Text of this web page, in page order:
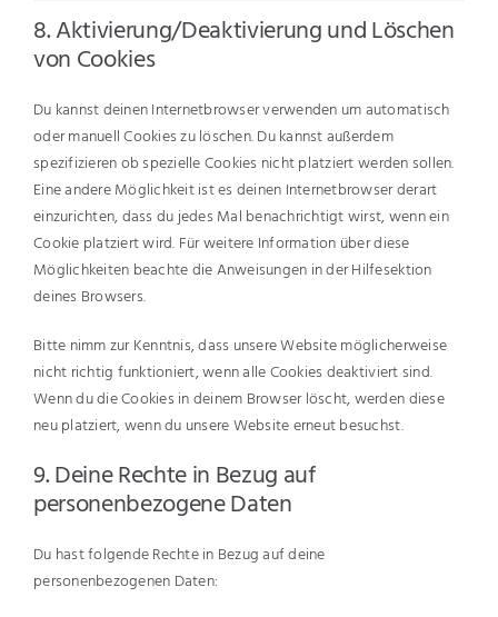
8. Aktivierung/Deaktivierung und Löschen
von Cookies
Du kannst deinen Internetbrowser verwenden um automatisch
oder manuell Cookies zu löschen. Du kannst außerdem
spezifizieren ob spezielle Cookies nicht platziert werden sollen.
Eine andere Möglichkeit ist es deinen Internetbrowser derart
einzurichten, dass du jedes Mal benachrichtigt wirst, wenn ein
Cookie platziert wird. Für weitere Information über diese
Möglichkeiten beachte die Anweisungen in der Hilfesektion
deines Browsers.
Bitte nimm zur Kenntnis, dass unsere Website möglicherweise
nicht richtig funktioniert, wenn alle Cookies deaktiviert sind.
Wenn du die Cookies in deinem Browser löscht, werden diese
neu platziert, wenn du unsere Website erneut besuchst.
9. Deine Rechte in Bezug auf
personenbezogene Daten
Du hast folgende Rechte in Bezug auf deine
personenbezogenen Daten: